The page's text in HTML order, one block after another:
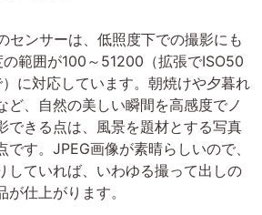
センサーは、低照度下での撮影にも
範囲が100～51200（拡張でISO50
に対応しています。朝焼けや夕暮れ
ど、自然の美しい瞬間を高感度でノ
できる点は、風景を題材とする写真
す。JPEG画像が素晴らしいので、
していれば、いわゆる撮って出しの
仕上がります。